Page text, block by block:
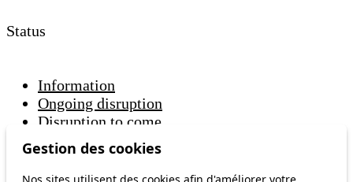
Status
Information
Ongoing disruption
Disruption to come
Reset filters
Only lines affected by disruptions are listed above.
Gestion des cookies